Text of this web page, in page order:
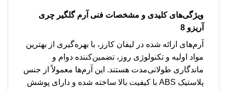
ویژگی‌های کلیدی و مشخصات فنی آرم گلگیر چری
آریزو 8
آرم‌های ارائه شده در لیفان کارز، با بهره‌گیری از بهترین
مواد اولیه و تکنولوژی روز، تضمین‌کننده دوام و
ماندگاری طولانی‌مدت هستند. این آرم‌ها معمولاً از جنس
پلاستیک ABS با کیفیت بالا ساخته شده و دارای پوشش